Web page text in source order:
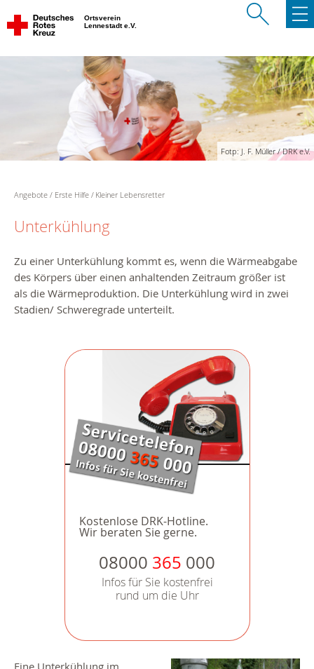
Ortsverein
Lennestadt e.V.
Fotp: J. F. Müller / DRK e.V.
Angebote Erste Hilfe Kleiner Lebensretter
Unterkühlung
Zu einer Unterkühlung kommt es, wenn die Wärmeabgabe
des Körpers über einen anhaltenden Zeitraum größer ist
als die Wärmeproduktion. Die Unterkühlung wird in zwei
Stadien/ Schweregrade unterteilt.
Kostenlose DRK-Hotline.
Wir beraten Sie gerne.
08000 365 000
Infos für Sie kostenfrei
rund um die Uhr
Eine Unterkühlung im